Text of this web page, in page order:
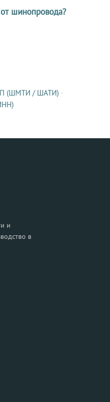
шинопровода?
(ШМТИ / ШАТИ) ·
и
в